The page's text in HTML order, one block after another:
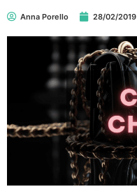
Anna Porello 28/02/2019